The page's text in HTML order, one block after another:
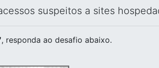
suspeitos a sites
, responda ao desafio abaixo.